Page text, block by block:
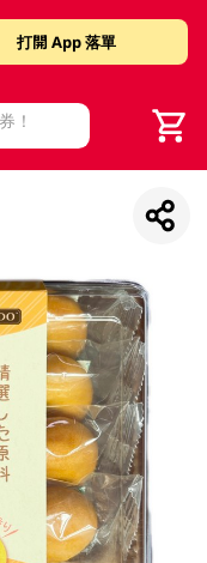
打開 App 落單